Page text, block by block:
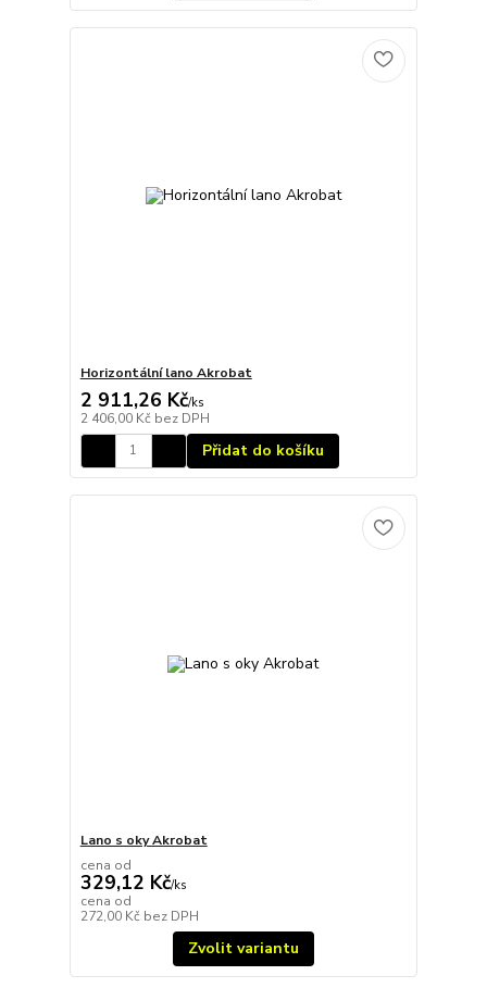
Horizontální lano Akrobat
2 911,26 Kč/ks
2 406,00 Kč bez DPH
Přidat do košíku
Lano s oky Akrobat
cena od
329,12 Kč/ks
cena od
272,00 Kč bez DPH
Zvolit variantu